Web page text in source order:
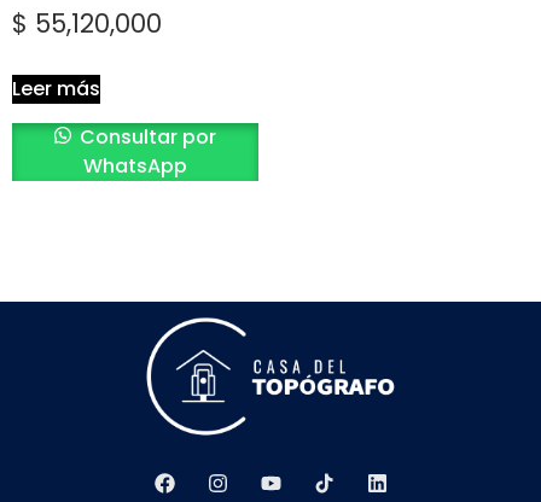
$ 55,120,000
Leer más
Consultar por
WhatsApp